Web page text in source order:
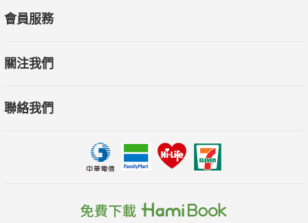
會員服務
關注我們
聯絡我們